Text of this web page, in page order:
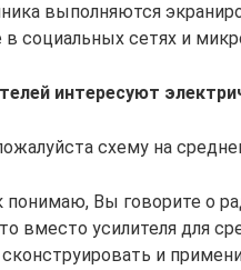
выполняются
социальных сетях и
интересуют
схему на
понимаю, Вы говорите о
вместо усилителя для
сконструировать и